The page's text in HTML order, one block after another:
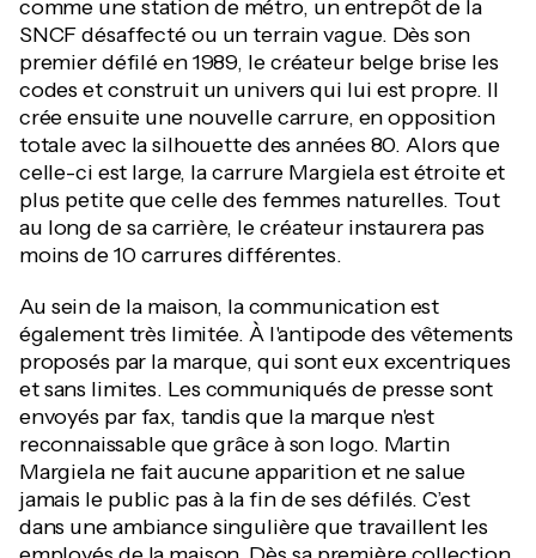
comme une station de métro, un entrepôt de la
SNCF désaffecté ou un terrain vague. Dès son
premier défilé en 1989, le créateur belge brise les
codes et construit un univers qui lui est propre. Il
crée ensuite une nouvelle carrure, en opposition
totale avec la silhouette des années 80. Alors que
celle-ci est large, la carrure Margiela est étroite et
plus petite que celle des femmes naturelles. Tout
au long de sa carrière, le créateur instaurera pas
moins de 10 carrures différentes.
Au sein de la maison, la communication est
également très limitée. À l'antipode des vêtements
proposés par la marque, qui sont eux excentriques
et sans limites. Les communiqués de presse sont
envoyés par fax, tandis que la marque n'est
reconnaissable que grâce à son logo. Martin
Margiela ne fait aucune apparition et ne salue
jamais le public pas à la fin de ses défilés. C’est
dans une ambiance singulière que travaillent les